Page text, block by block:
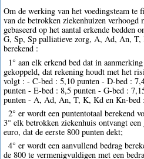
Om de werking van het voedingsteam te
van de betrokken ziekenhuizen verhoogd
gebaseerd op het aantal erkende
G, Sp, Sp palliatieve zorg, A, Ad, An,
berekend :
1° aan elk erkend bed dat in
gekoppeld, dat rekening houdt met het
volgt : - C-bed : 5,10 punten - D-bed :
punten - E-bed : 8,5 punten - G-bed :
punten - A, Ad, An, T, K, Kd en Kn-bed
2° er wordt een puntentotaal berekend
3° elk betrokken ziekenhuis ontvangt
euro, dat de eerste 800 punten dekt;
4° er wordt een aanvullend bedrag
de 800 te vermenigvuldigen met een